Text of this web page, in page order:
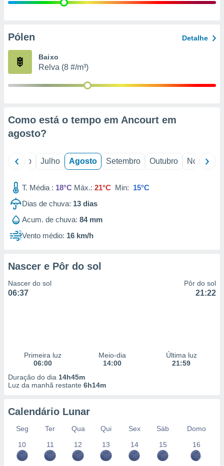
e
de
Pólen Detalhe
Baixo
Relva (8 #/m³)
Como está o tempo em Ancourt em
agosto?
Junho Julho Agosto Setembro Outubro Novembro
T. Média : 18°C Máx.: 21°C Min: 15°C
Dias de chuva: 13 dias
Acum. de chuva: 84 mm
Vento médio: 16 km/h
Nascer e Pôr do sol
Nascer do sol
06:37
Pôr do sol
21:22
Primeira luz
06:00
Meio-dia
14:00
Última luz
21:59
Duração do dia 14h45m
Luz da manhã restante 6h14m
Calendário Lunar
Seg Ter Qua Qui Sex Sáb
Domo
10
11 12 13 14 15 16